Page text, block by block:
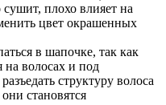
плохо влияет на
цвет окрашенных
в шапочке, так как
на волосах и под
структуру волоса
становятся